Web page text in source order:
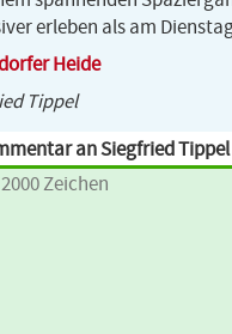
erleben als am
Heide
Tippel
an Siegfried